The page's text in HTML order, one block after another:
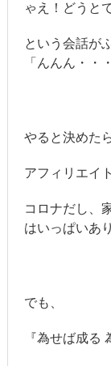
ゃえ！どうと
という会話が
「んんん・・
やると決めた
アフィリエイ
コロナだし、
はいっぱいあ
でも、
『為せば成る